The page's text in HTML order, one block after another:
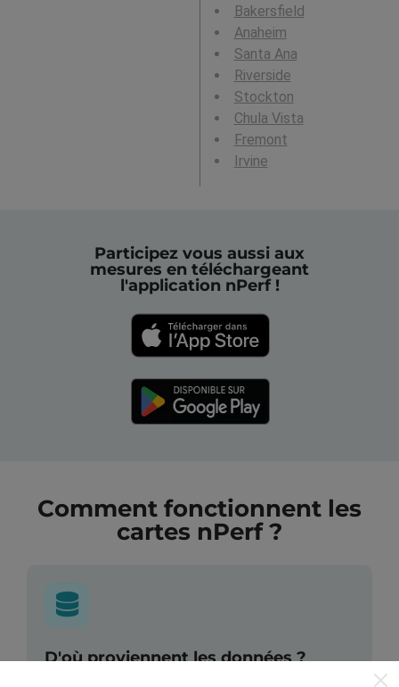
Bakersfield
Anaheim
Santa Ana
Riverside
Stockton
Chula Vista
Fremont
Irvine
Participez vous aussi aux
mesures en téléchargeant
l'application nPerf !
Comment fonctionnent les
cartes nPerf ?
D'où proviennent les données ?